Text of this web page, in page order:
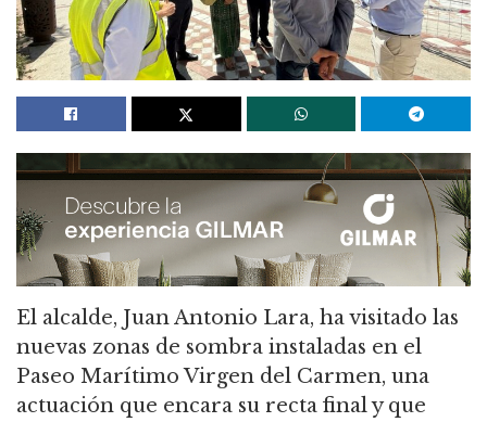
El alcalde, Juan Antonio Lara, ha visitado las
nuevas zonas de sombra instaladas en el
Paseo Marítimo Virgen del Carmen, una
actuación que encara su recta final y que